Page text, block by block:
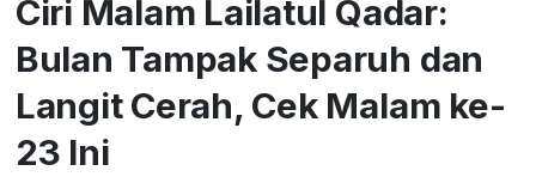
Ciri Malam Lailatul Qadar:
Bulan Tampak Separuh dan
Langit Cerah, Cek Malam ke-
23 Ini